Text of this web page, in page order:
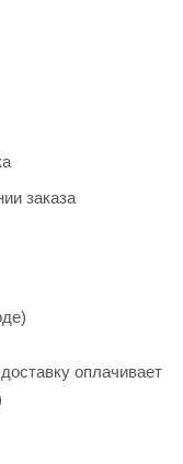
заказа
оплачивает